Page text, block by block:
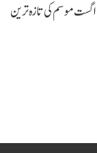
بروز جمعرات 6 اگست موسم کی تازہ ترین